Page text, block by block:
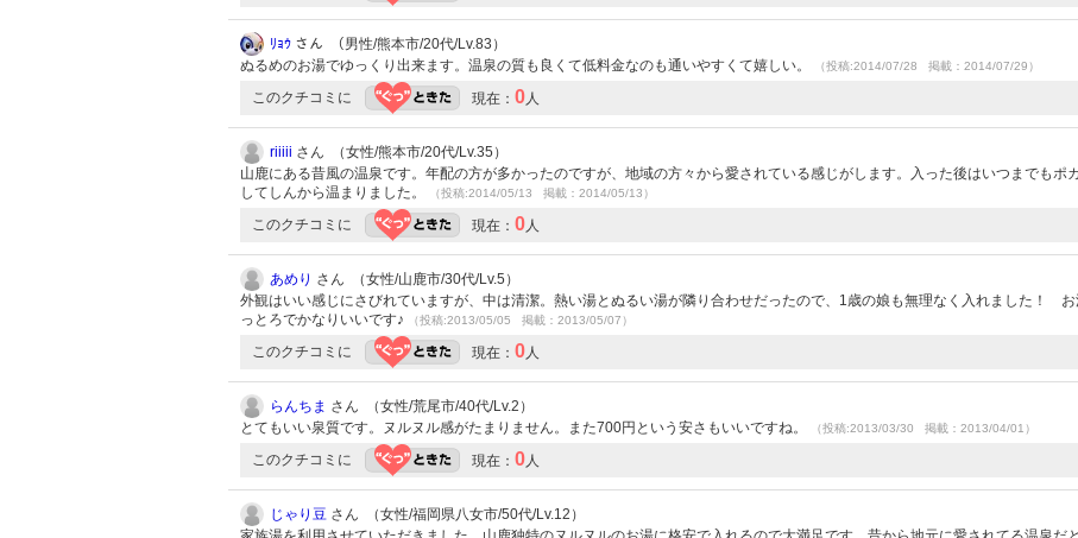
ﾘｮｳ さん （男性/熊本市/20代/Lv.83）
ぬるめのお湯でゆっくり出来ます。温泉の質も良くて低料金なのも通いやすくて嬉しい。
（投稿:2014/07/28 掲載：2014/07/29）
このクチコミに 現在： 0 人
riiiii さん （女性/熊本市/20代/Lv.35）
山鹿にある昔風の温泉です。年配の方が多かったのですが、地域の方々から愛されている感じがします。入った後はいつまでもポ
してしんから温まりました。
（投稿:2014/05/13 掲載：2014/05/13）
このクチコミに 現在： 0 人
あめり さん （女性/山鹿市/30代/Lv.5）
外観はいい感じにさびれていますが、中は清潔。熱い湯とぬるい湯が隣り合わせだったので、1歳の娘も無理なく入れました！ お
っとろでかなりいいです♪
（投稿:2013/05/05 掲載：2013/05/07）
このクチコミに 現在： 0 人
らんちま さん （女性/荒尾市/40代/Lv.2）
とてもいい泉質です。ヌルヌル感がたまりません。また700円という安さもいいですね。
（投稿:2013/03/30 掲載：2013/04/01）
このクチコミに 現在： 0 人
じゃり豆 さん （女性/福岡県八女市/50代/Lv.12）